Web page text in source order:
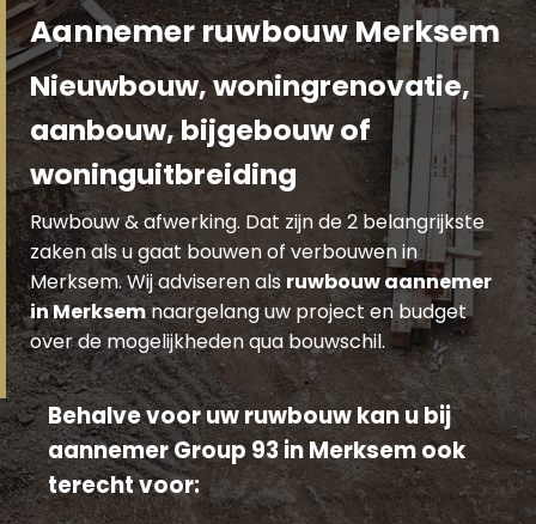
Aannemer ruwbouw Merksem
Nieuwbouw, woningrenovatie,
aanbouw, bijgebouw of
woninguitbreiding
Ruwbouw & afwerking. Dat zijn de 2 belangrijkste
zaken als u gaat bouwen of verbouwen in
Merksem. Wij adviseren alsruwbouw aannemer
in Merksemnaargelang uw project en budget
over de mogelijkheden qua bouwschil.
Behalve voor uw ruwbouw kan u bij
aannemer Group 93 in Merksem ook
terecht voor: